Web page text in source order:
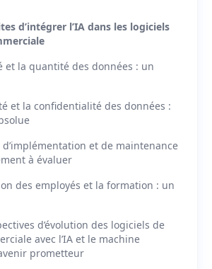
d’intégrer l’IA dans les logiciels
et la quantité des données : un
et la confidentialité des données :
d’implémentation et de maintenance
à évaluer
des employés et la formation : un
d’évolution des logiciels de
avec l’IA et le machine
prometteur